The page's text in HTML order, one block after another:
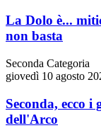
La Dolo è...
non basta
Seconda Categoria
giovedì 10 agosto
Seconda, ecco
dell'Arco